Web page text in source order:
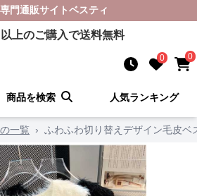
専門通販サイトベスティ
上のご購入で送料無料
0 0
商品を検索 人気ランキング
一覧 › ふわふわ切り替えデザイン毛皮ベ